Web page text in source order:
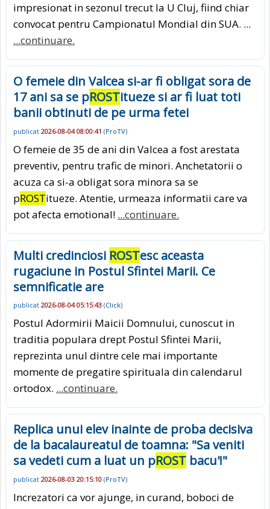
impresionat in sezonul trecut la U Cluj, fiind chiar
convocat pentru Campionatul Mondial din SUA. ...
...continuare.
O femeie din Valcea si-ar fi obligat sora de
17 ani sa se pROSTitueze si ar fi luat toti
banii obtinuti de pe urma fetei
publicat 2026-08-04 08:00:41 (ProTV)
O femeie de 35 de ani din Valcea a fost arestata
preventiv, pentru trafic de minori. Anchetatorii o
acuza ca si-a obligat sora minora sa se
pROSTitueze. Atentie, urmeaza informatii care va
pot afecta emotional! ...continuare.
Multi credinciosi ROSTesc aceasta
rugaciune in Postul Sfintei Marii. Ce
semnificatie are
publicat 2026-08-04 05:15:43 (Click)
Postul Adormirii Maicii Domnului, cunoscut in
traditia populara drept Postul Sfintei Marii,
reprezinta unul dintre cele mai importante
momente de pregatire spirituala din calendarul
ortodox. ...continuare.
Replica unui elev inainte de proba decisiva
de la bacalaureatul de toamna: "Sa veniti
sa vedeti cum a luat un pROST bacu'!"
publicat 2026-08-03 20:15:10 (ProTV)
Increzatori ca vor ajunge, in curand, boboci de